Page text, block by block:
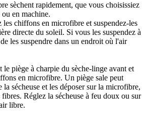
sèchent rapidement, que vous choisissiez
en machine.
les chiffons en microfibre et suspendez-les
directe du soleil. Si vous les suspendez à
les suspendre dans un endroit où l'air
le piège à charpie du sèche-linge avant et
en microfibre. Un piège sale peut
la sécheuse et les déposer sur la microfibre,
Réglez la sécheuse à feu doux ou sur
libre.